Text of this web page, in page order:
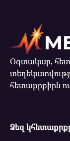
Օգտակար,
հետաքրքիրն
Ձեզ